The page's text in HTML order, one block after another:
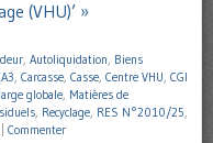
(VHU)’ »
Autoliquidation Biens
Carcasse Casse Centre VHU CGI
globale Matières de
Recyclage RES N°2010/25
Commenter